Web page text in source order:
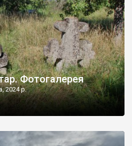
Село відносно невелике, […]
Фотогалерея
2024 р.